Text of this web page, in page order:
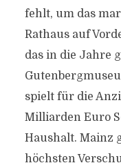
fehlt, um das
Rathaus auf
das in die Jahre
spielt für die
Milliarden Euro
Haushalt. Mainz
höchsten